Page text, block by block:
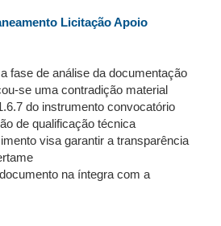
Licitação Apoio
fase de análise da documentação
se uma contradição material
do instrumento convocatório
de qualificação técnica
visa garantir a transparência
na íntegra com a